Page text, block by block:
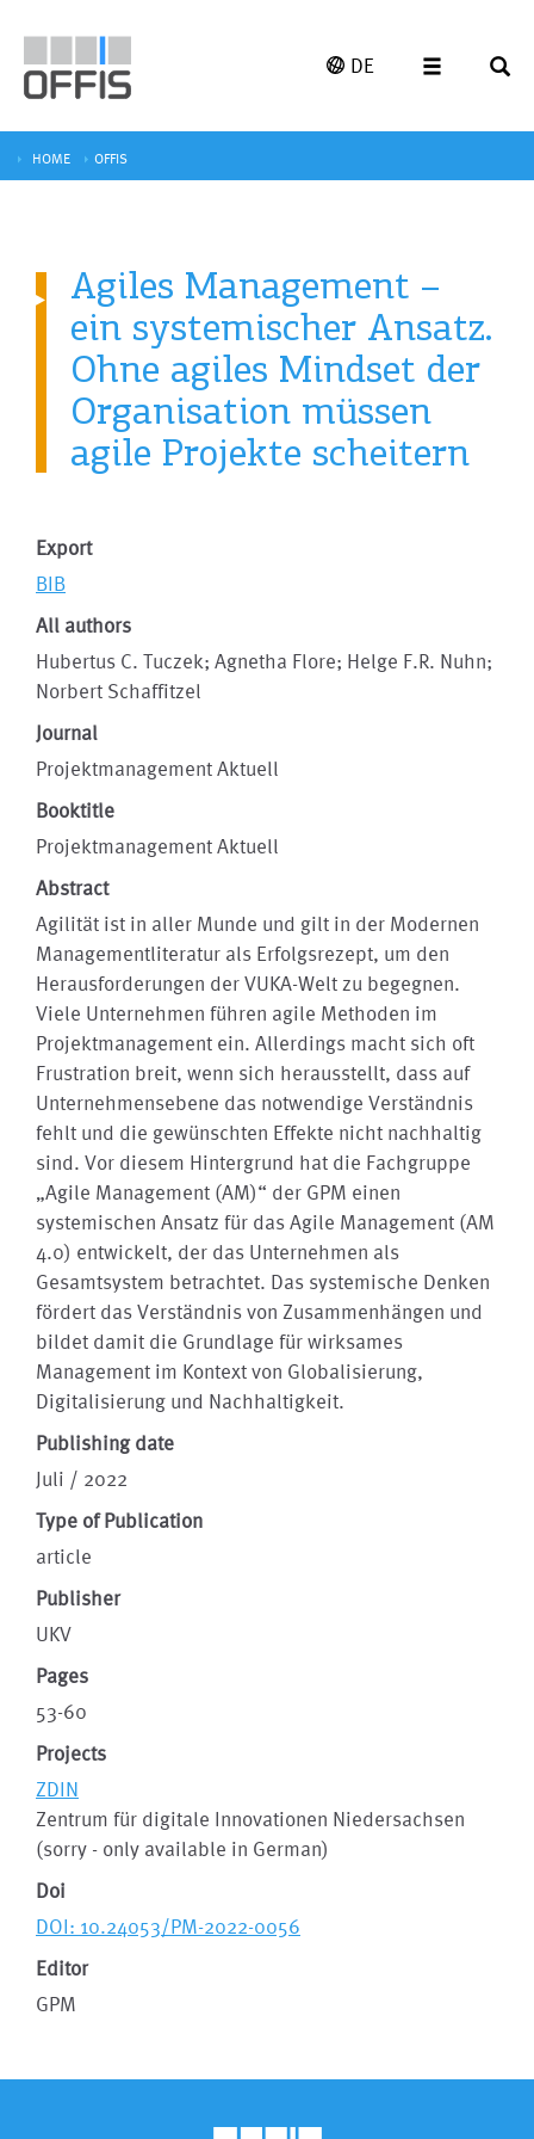
DE
HOME OFFIS
Agiles Management –
ein systemischer Ansatz.
Ohne agiles Mindset der
Organisation müssen
agile Projekte scheitern
Export
BIB
All authors
Hubertus C. Tuczek; Agnetha Flore; Helge F.R. Nuhn;
Norbert Schaffitzel
Journal
Projektmanagement Aktuell
Booktitle
Projektmanagement Aktuell
Abstract
Agilität ist in aller Munde und gilt in der Modernen
Managementliteratur als Erfolgsrezept, um den
Herausforderungen der VUKA-Welt zu begegnen.
Viele Unternehmen führen agile Methoden im
Projektmanagement ein. Allerdings macht sich oft
Frustration breit, wenn sich herausstellt, dass auf
Unternehmensebene das notwendige Verständnis
fehlt und die gewünschten Effekte nicht nachhaltig
sind. Vor diesem Hintergrund hat die Fachgruppe
„Agile Management (AM)“ der GPM einen
systemischen Ansatz für das Agile Management (AM
4.0) entwickelt, der das Unternehmen als
Gesamtsystem betrachtet. Das systemische Denken
fördert das Verständnis von Zusammenhängen und
bildet damit die Grundlage für wirksames
Management im Kontext von Globalisierung,
Digitalisierung und Nachhaltigkeit.
Publishing date
Juli / 2022
Type of Publication
article
Publisher
UKV
Pages
53-60
Projects
ZDIN
Zentrum für digitale Innovationen Niedersachsen
(sorry - only available in German)
Doi
DOI: 10.24053/PM-2022-0056
Editor
GPM